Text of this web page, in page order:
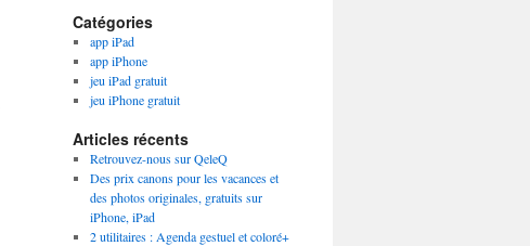
Catégories
app iPad
app iPhone
jeu iPad gratuit
jeu iPhone gratuit
Articles récents
Retrouvez-nous sur QeleQ
Des prix canons pour les vacances et
des photos originales, gratuits sur
iPhone, iPad
2 utilitaires : Agenda gestuel et coloré+